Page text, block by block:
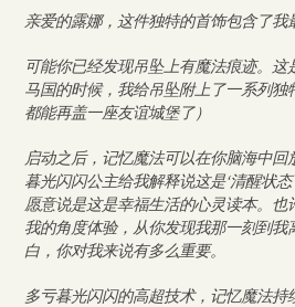
亲爱的露娜，这件独特的首饰包含了我
可能你已经发现吊坠上有魔法痕迹。
马国的时候，我给吊坠附上了一系列
都能再盖一座友谊城堡了）
启动之后，记忆魔法可以在你脑海中回
暮光闪闪公主给我解释说这是‘清醒状
愿意说是这是幸福生活的心灵读本。
我的角度体验，从你发现我那一刻到
白，你对我来说有多么重要。
多亏暮光闪闪的高超技术，记忆魔法